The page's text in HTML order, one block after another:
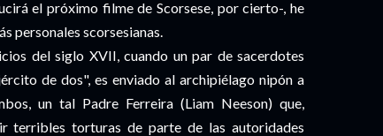
el próximo filme de Scorsese, por cierto-, he
personales scorsesianas.
del siglo XVII, cuando un par de sacerdotes
de dos", es enviado al archipiélago nipón a
un tal Padre Ferreira (Liam Neeson) que,
terribles torturas de parte de las autoridades